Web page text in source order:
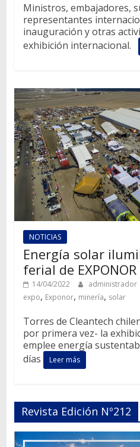
Ministros, embajadores,
representantes
inauguración y otras
exhibición internacional.
NOTICIAS
Energía solar
ferial de EXPONOR
14/04/2022 administrador
expo, Exponor, minería, solar
Torres de Cleantech
por primera vez- la
emplee energía
días
Leer más
Revista Edición Nº212